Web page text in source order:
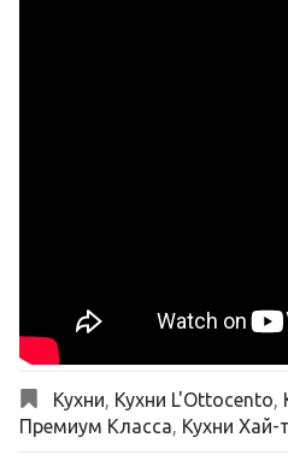
Кухни, Кухни L'Ottocento,
Премиум Класса, Кухни Хай-